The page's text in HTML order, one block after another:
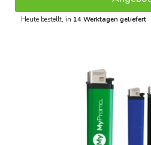
Heute bestellt, in 14 Werktagen geliefert